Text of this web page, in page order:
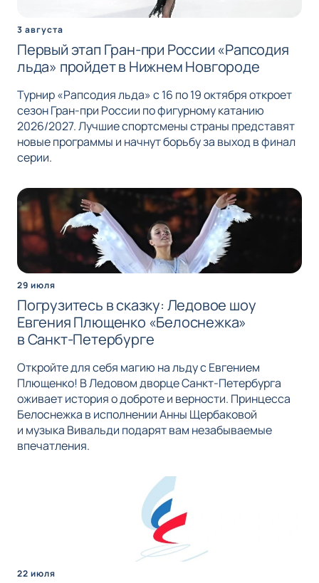
3 августа
Первый этап Гран-при России «Рапсодия
льда» пройдет в Нижнем Новгороде
Турнир «Рапсодия льда» с 16 по 19 октября откроет
сезон Гран-при России по фигурному катанию
2026/2027. Лучшие спортсмены страны представят
новые программы и начнут борьбу за выход в финал
серии.
29 июля
Погрузитесь в сказку: Ледовое шоу
Евгения Плющенко «Белоснежка»
в Санкт-Петербурге
Откройте для себя магию на льду с Евгением
Плющенко! В Ледовом дворце Санкт-Петербурга
оживает история о доброте и верности. Принцесса
Белоснежка в исполнении Анны Щербаковой
и музыка Вивальди подарят вам незабываемые
впечатления.
22 июля